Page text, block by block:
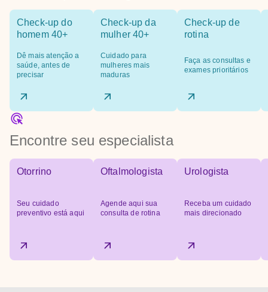
Check-up do
homem 40+
Dê mais atenção a
saúde, antes de
precisar
Check-up da
mulher 40+
Cuidado para
mulheres mais
maduras
Check-up de
rotina
Faça as consultas e
exames prioritários
Encontre seu especialista
Otorrino
Seu cuidado
preventivo está aqui
Oftalmologista
Agende aqui sua
consulta de rotina
Urologista
Receba um cuidado
mais direcionado